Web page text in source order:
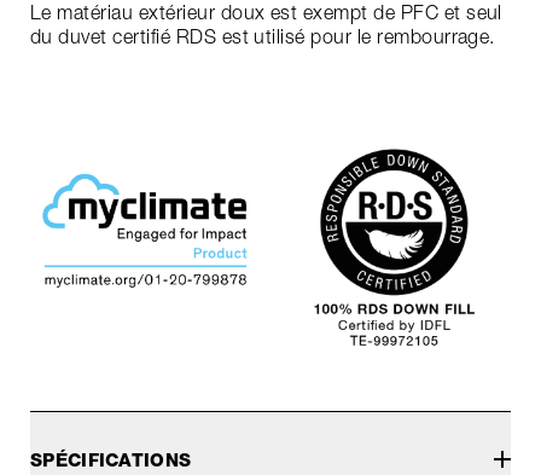
Le matériau extérieur doux est exempt de PFC et seul
du duvet certifié RDS est utilisé pour le rembourrage.
SPÉCIFICATIONS